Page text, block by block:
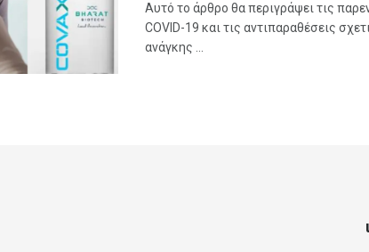
Αυτό το άρθρο θα περιγράψει τις
COVID-19 και τις αντιπαραθέσεις
ανάγκης ...